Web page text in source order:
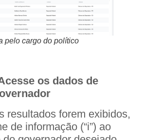
pelo cargo do político
os dados de
resultados forem exibidos,
de informação (“i”) ao